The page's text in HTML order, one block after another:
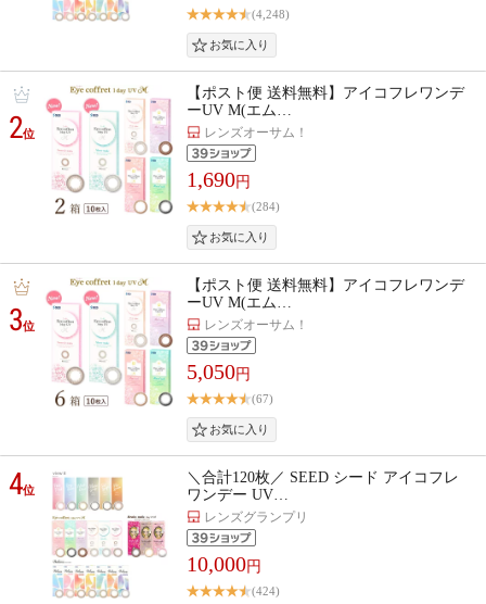
(4,248)
2位
【ポスト便 送料無料】アイコフレワンデ
ーUV M(エム…
レンズオーサム！
1,690円
(284)
3位
【ポスト便 送料無料】アイコフレワンデ
ーUV M(エム…
レンズオーサム！
5,050円
(67)
4位
＼合計120枚／ SEED シード アイコフレ
ワンデー UV…
レンズグランプリ
10,000円
(424)